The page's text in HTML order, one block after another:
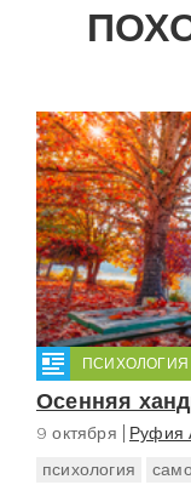
ПСИХОЛОГИЯ
Осенняя
9 октября Руфия
психология